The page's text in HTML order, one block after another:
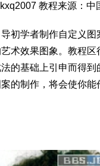
教程来源：中
初学者制作自定义图
术效果图象。教程区
的基础上引申而得到
的制作，将会使你能